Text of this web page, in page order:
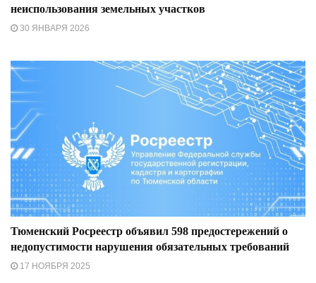
неиспользования земельных участков
30 ЯНВАРЯ 2026
Тюменский Росреестр объявил 598 предостережений о
недопустимости нарушения обязательных требований
17 НОЯБРЯ 2025